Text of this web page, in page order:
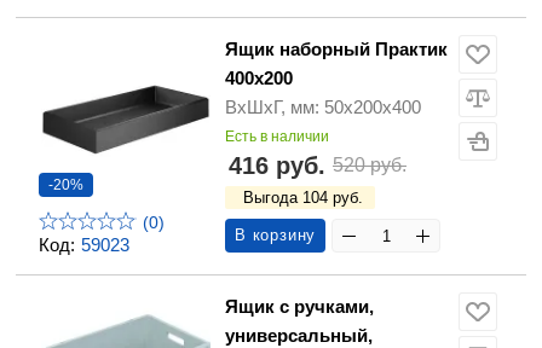
Код: 59023
-20%
(0)
Ящик наборный Практик
400х200
ВхШхГ, мм: 50x200x400
Есть в наличии
416 руб. 520 руб.
Выгода 104 руб.
В корзину
Ящик с ручками,
универсальный,